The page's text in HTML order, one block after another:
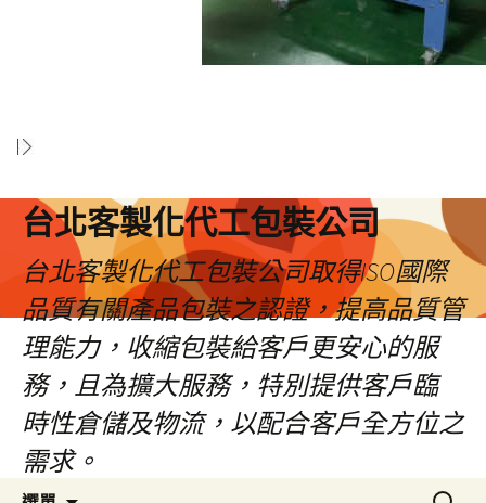
台北客製化代工包裝公司
台北客製化代工包裝公司取得ISO國際
品質有關產品包裝之認證，提高品質管
理能力，收縮包裝給客戶更安心的服
務，且為擴大服務，特別提供客戶臨
時性倉儲及物流，以配合客戶全方位之
需求。
搜